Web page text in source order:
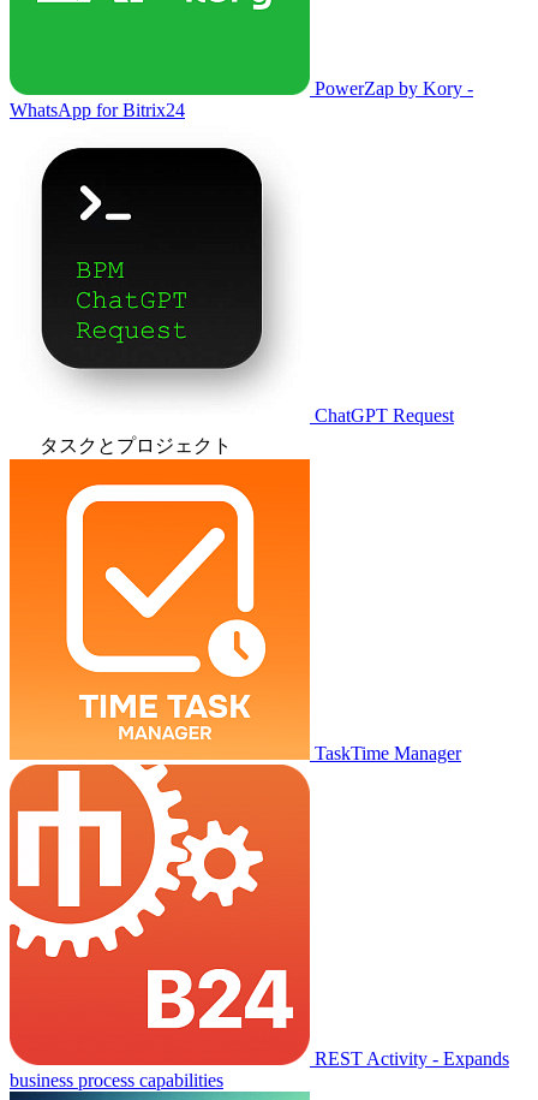
PowerZap by Kory -
WhatsApp for Bitrix24
ChatGPT Request
タスクとプロジェクト
TaskTime Manager
REST Activity - Expands
business process capabilities